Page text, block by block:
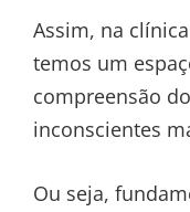
Assim, na
temos um
compreensão
inconscientes
Ou seja,